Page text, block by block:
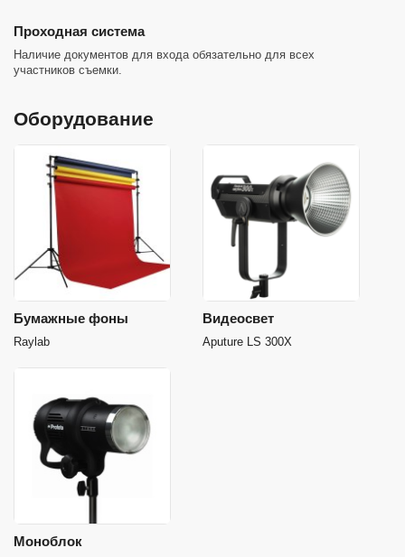
Проходная система
Наличие документов для входа обязательно для всех
участников съемки.
Оборудование
Бумажные фоны
Raylab
Видеосвет
Aputure LS 300X
Моноблок